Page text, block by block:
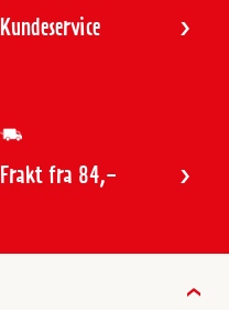
Kundeservice
Frakt fra 84,-